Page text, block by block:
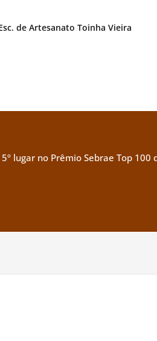
de Artesanato Toinha Vieira
lugar no Prêmio Sebrae Top 100